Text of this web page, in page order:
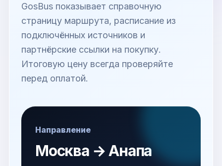
GosBus показывает справочную
страницу маршрута, расписание из
подключённых источников и
партнёрские ссылки на покупку.
Итоговую цену всегда проверяйте
перед оплатой.
Направление
Москва → Анапа